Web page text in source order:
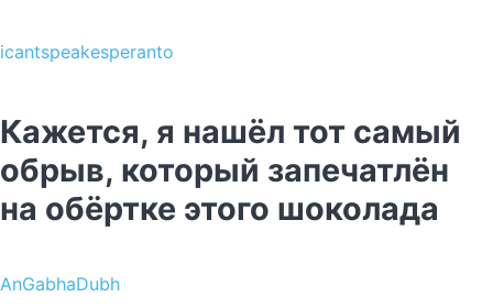
icantspeakesperanto
Кажется, я нашёл тот самый
обрыв, который запечатлён
на обёртке этого шоколада
AnGabhaDubh